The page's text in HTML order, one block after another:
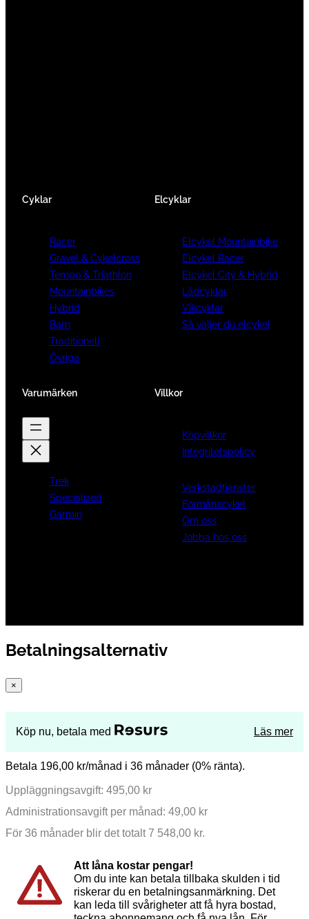
Cyklar
Racer
Gravel & Cykelcross
Tempo & Triathlon
Mountainbikes
Hybrid
Barn
Traditionell
Övriga
Elcyklar
Elcykel Mountainbike
Elcykel Racer
Elcykel City & Hybrid
Lådcyklar
Vikcyklar
Så väljer du elcykel
Varumärken
Trek
Specialized
Garmin
Villkor
Köpvillkor
Integritetspolicy
Verkstadtjänster
Förmånscykel
Om oss
Jobba hos oss
Betalningsalternativ
×
Köp nu, betala med Läs mer
Betala 196,00 kr/månad i 36 månader (0% ränta).
Uppläggningsavgift: 495,00 kr
Administrationsavgift per månad: 49,00 kr
För 36 månader blir det totalt 7 548,00 kr.
Att låna kostar pengar!
Om du inte kan betala tillbaka skulden i tid
riskerar du en betalningsanmärkning. Det
kan leda till svårigheter att få hyra bostad,